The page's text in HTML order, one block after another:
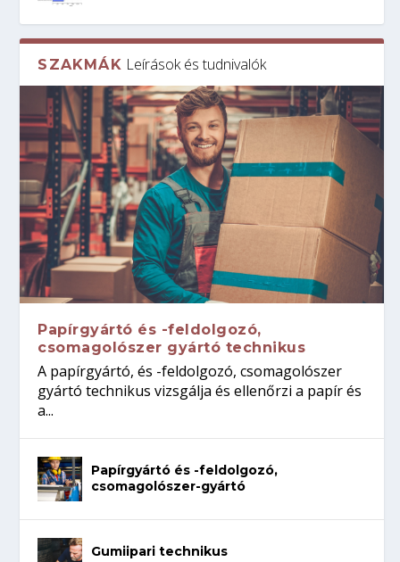
SZAKMÁK Leírások és tudnivalók
Papírgyártó és -feldolgozó,
csomagolószer gyártó technikus
A papírgyártó, és -feldolgozó, csomagolószer
gyártó technikus vizsgálja és ellenőrzi a papír és
a...
Papírgyártó és -feldolgozó,
csomagolószer-gyártó
Gumiipari technikus